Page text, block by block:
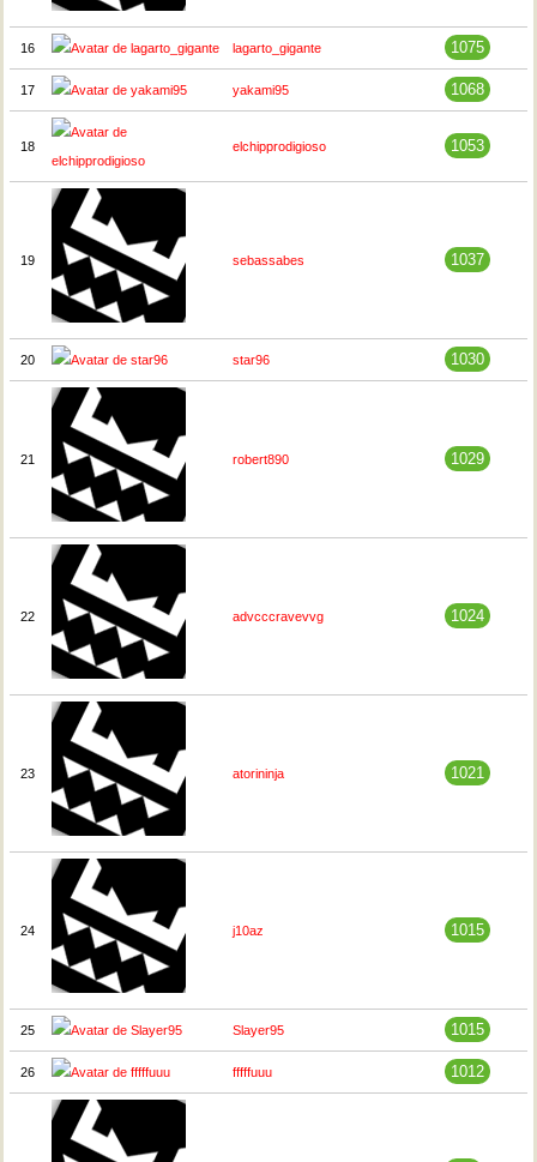
16 lagarto_gigante 1075
17 yakami95 1068
18 elchipprodigioso 1053
19 sebassabes 1037
20 star96 1030
21 robert890 1029
22 advcccravevvg 1024
23 atorininja 1021
24 j10az 1015
25 Slayer95 1015
26 fffffuuu 1012